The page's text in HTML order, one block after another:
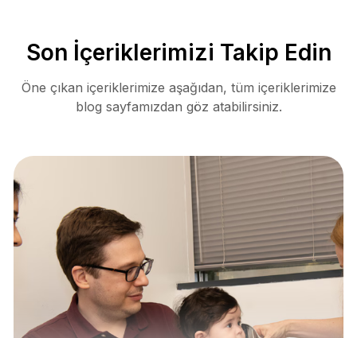
Son İçeriklerimizi Takip Edin
Öne çıkan içeriklerimize aşağıdan, tüm içeriklerimize
blog sayfamızdan göz atabilirsiniz.